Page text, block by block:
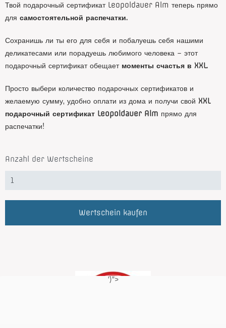
Твой подарочный сертификат Leopoldauer Alm теперь прямо
для самостоятельной распечатки.
Сохранишь ли ты его для себя и побалуешь себя нашими
деликатесами или порадуешь любимого человека – этот
подарочный сертификат обещает моменты счастья в XXL.
Просто выбери количество подарочных сертификатов и
желаемую сумму, удобно оплати из дома и получи свой XXL
подарочный сертификат Leopoldauer Alm прямо для
распечатки!
Anzahl der Wertscheine
Wertschein kaufen
')">